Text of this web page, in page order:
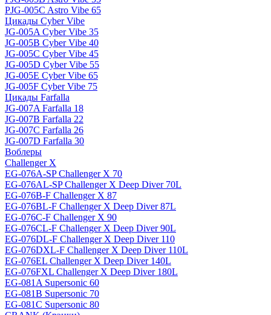
PJG-005C Astro Vibe 65
Цикады Cyber Vibe
JG-005A Cyber Vibe 35
JG-005B Cyber Vibe 40
JG-005C Cyber Vibe 45
JG-005D Cyber Vibe 55
JG-005E Cyber Vibe 65
JG-005F Cyber Vibe 75
Цикады Farfalla
JG-007A Farfalla 18
JG-007B Farfalla 22
JG-007C Farfalla 26
JG-007D Farfalla 30
Воблеры
Challenger X
EG-076A-SP Challenger X 70
EG-076AL-SP Challenger X Deep Diver 70L
EG-076B-F Challenger X 87
EG-076BL-F Challenger X Deep Diver 87L
EG-076C-F Challenger X 90
EG-076CL-F Challenger X Deep Diver 90L
EG-076DL-F Challenger X Deep Diver 110
EG-076DXL-F Challenger X Deep Diver 110L
EG-076EL Challenger X Deep Diver 140L
EG-076FXL Challenger X Deep Diver 180L
EG-081A Supersonic 60
EG-081B Supersonic 70
EG-081C Supersonic 80